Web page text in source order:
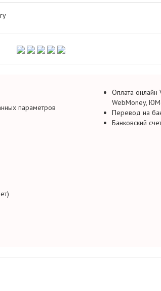
параметров
Оплата онлайн
WebMoney,
Перевод на
Банковский